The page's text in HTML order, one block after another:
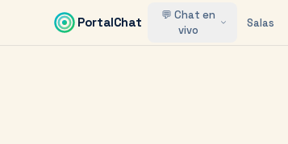
Saltar al contenido principal
PortalChat
💬 Chat en
vivo
Salas